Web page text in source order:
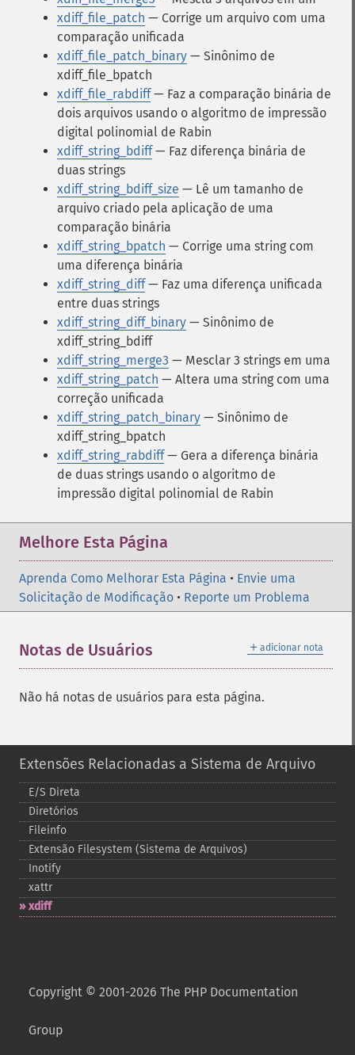
xdiff_file_patch — Corrige um arquivo com uma
comparação unificada
xdiff_file_patch_binary — Sinônimo de
xdiff_file_bpatch
xdiff_file_rabdiff— Faz a comparação binária de
dois arquivos usando o algoritmo de impressão
digital polinomial de Rabin
xdiff_string_bdiff— Faz diferença binária de
duas strings
xdiff_string_bdiff_size — Lê um tamanho de
arquivo criado pela aplicação de uma
comparação binária
xdiff_string_bpatch — Corrige uma string com
uma diferença binária
xdiff_string_diff— Faz uma diferença unificada
entre duas strings
xdiff_string_diff_binary — Sinônimo de
xdiff_string_bdiff
xdiff_string_merge3 — Mesclar 3 strings em uma
xdiff_string_patch — Altera uma string com uma
correção unificada
xdiff_string_patch_binary — Sinônimo de
xdiff_string_bpatch
xdiff_string_rabdiff— Gera a diferença binária
de duas strings usando o algoritmo de
impressão digital polinomial de Rabin
Melhore Esta Página
Aprenda Como Melhorar Esta Página • Envie uma
Solicitação de Modificação • Reporte um Problema
＋ adicionar nota
Notas de Usuários
Não há notas de usuários para esta página.
Extensões Relacionadas a Sistema de Arquivo
E/S Direta
Diretórios
Fileinfo
Extensão Filesystem (Sistema de Arquivos)
Inotify
xattr
xdiff
Copyright © 2001-2026 The PHP Documentation
Group